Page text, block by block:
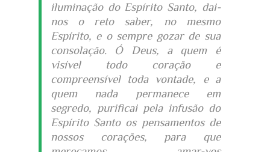
iluminação do Espírito Santo, dai-
nos o reto saber, no mesmo
Espírito, e o sempre gozar de sua
consolação. Ó Deus, a quem é
visível todo coração e
compreensível toda vontade, e a
quem nada permanece em
segredo, purificai pela infusão do
Espírito Santo os pensamentos de
nossos corações, para que